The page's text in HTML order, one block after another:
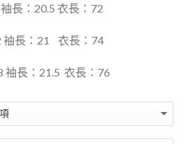
長：20.5 衣長：72
袖長：21 衣長：74
袖長：21.5 衣長：76